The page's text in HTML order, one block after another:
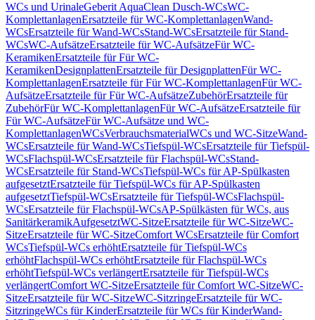
WCs und UrinaleGeberit AquaClean Dusch-WCsWC-
KomplettanlagenErsatzteile für WC-KomplettanlagenWand-
WCsErsatzteile für Wand-WCsStand-WCsErsatzteile für Stand-
WCsWC-AufsätzeErsatzteile für WC-AufsätzeFür WC-
KeramikenErsatzteile für Für WC-
KeramikenDesignplattenErsatzteile für DesignplattenFür WC-
KomplettanlagenErsatzteile für Für WC-KomplettanlagenFür WC-
AufsätzeErsatzteile für Für WC-AufsätzeZubehörErsatzteile für
ZubehörFür WC-KomplettanlagenFür WC-AufsätzeErsatzteile für
Für WC-AufsätzeFür WC-Aufsätze und WC-
KomplettanlagenWCsVerbrauchsmaterialWCs und WC-SitzeWand-
WCsErsatzteile für Wand-WCsTiefspül-WCsErsatzteile für Tiefspül-
WCsFlachspül-WCsErsatzteile für Flachspül-WCsStand-
WCsErsatzteile für Stand-WCsTiefspül-WCs für AP-Spülkasten
aufgesetztErsatzteile für Tiefspül-WCs für AP-Spülkasten
aufgesetztTiefspül-WCsErsatzteile für Tiefspül-WCsFlachspül-
WCsErsatzteile für Flachspül-WCsAP-Spülkästen für WCs, aus
SanitärkeramikAufgesetztWC-SitzeErsatzteile für WC-SitzeWC-
SitzeErsatzteile für WC-SitzeComfort WCsErsatzteile für Comfort
WCsTiefspül-WCs erhöhtErsatzteile für Tiefspül-WCs
erhöhtFlachspül-WCs erhöhtErsatzteile für Flachspül-WCs
erhöhtTiefspül-WCs verlängertErsatzteile für Tiefspül-WCs
verlängertComfort WC-SitzeErsatzteile für Comfort WC-SitzeWC-
SitzeErsatzteile für WC-SitzeWC-SitzringeErsatzteile für WC-
SitzringeWCs für KinderErsatzteile für WCs für KinderWand-